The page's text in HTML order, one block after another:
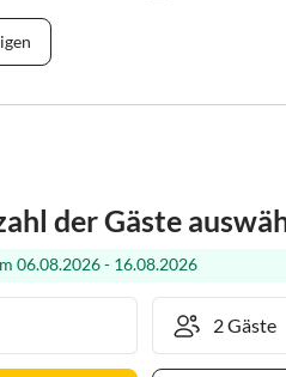
der Gäste
06.08.2026 - 16.08.2026